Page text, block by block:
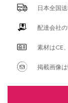
日本全国
配達会社
素材はCE
掲載画像